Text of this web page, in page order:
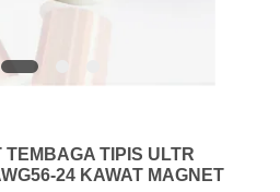
TEMBAGA TIPIS ULTR
24 KAWAT MAGNET